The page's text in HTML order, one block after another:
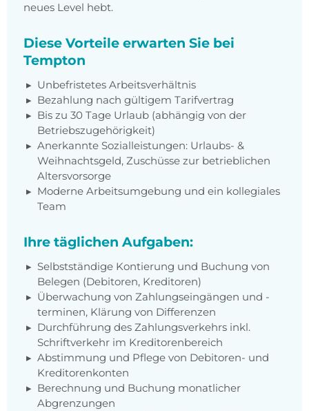
neues Level hebt.
Diese Vorteile erwarten Sie bei
Tempton
Unbefristetes Arbeitsverhältnis
Bezahlung nach gültigem Tarifvertrag
Bis zu 30 Tage Urlaub (abhängig von der
Betriebszugehörigkeit)
Anerkannte Sozialleistungen: Urlaubs- &
Weihnachtsgeld, Zuschüsse zur betrieblichen
Altersvorsorge
Moderne Arbeitsumgebung und ein kollegiales
Team
Ihre täglichen Aufgaben:
Selbstständige Kontierung und Buchung von
Belegen (Debitoren, Kreditoren)
Überwachung von Zahlungseingängen und -
terminen, Klärung von Differenzen
Durchführung des Zahlungsverkehrs inkl.
Schriftverkehr im Kreditorenbereich
Abstimmung und Pflege von Debitoren- und
Kreditorenkonten
Berechnung und Buchung monatlicher
Abgrenzungen